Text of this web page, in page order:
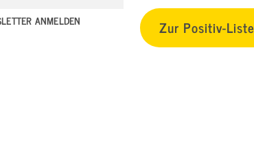
ANMELDEN Zur Positiv-Liste